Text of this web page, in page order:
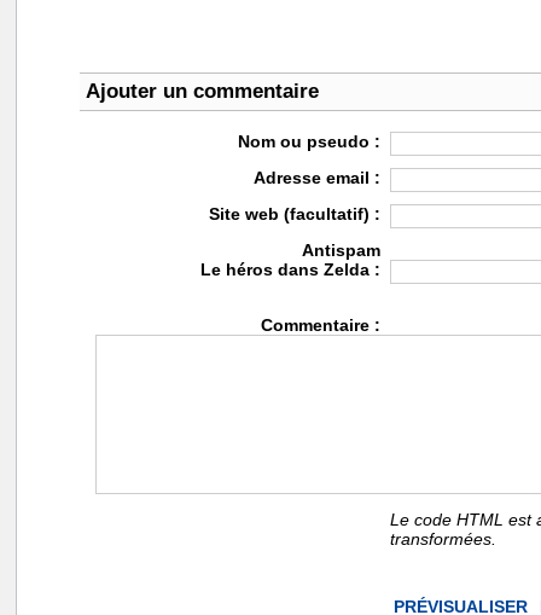
Ajouter un commentaire
Nom ou pseudo :
Adresse email :
Site web (facultatif) :
Antispam
Le héros dans Zelda :
Commentaire :
Le code HTML est
transformées.